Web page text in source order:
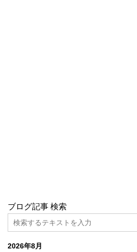
ブログ記事 検索
2026年8月